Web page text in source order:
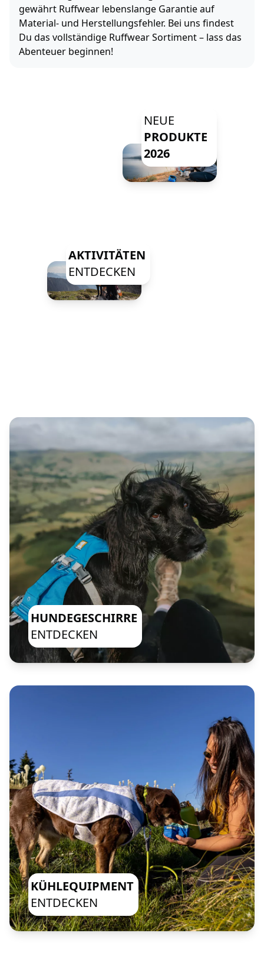
gewährt Ruffwear lebenslange Garantie auf
Material- und Herstellungsfehler. Bei uns findest
Du das vollständige Ruffwear Sortiment – lass das
Abenteuer beginnen!
NEUE
PRODUKTE
2026
AKTIVITÄTEN
ENTDECKEN
HUNDEGESCHIRRE
ENTDECKEN
KÜHLEQUIPMENT
ENTDECKEN